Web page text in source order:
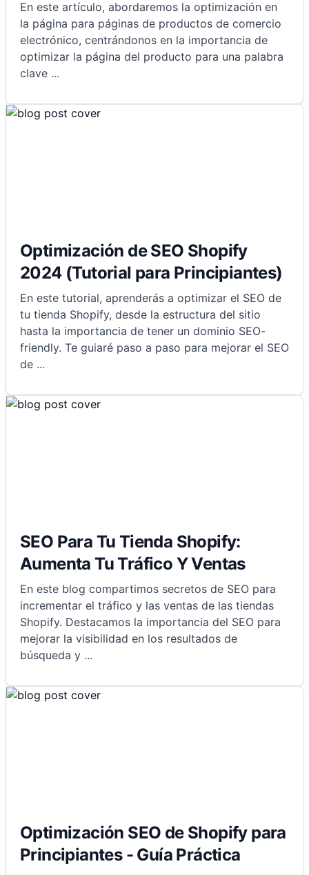
En este artículo, abordaremos la optimización en
la página para páginas de productos de comercio
electrónico, centrándonos en la importancia de
optimizar la página del producto para una palabra
clave ...
Optimización de SEO Shopify
2024 (Tutorial para Principiantes)
En este tutorial, aprenderás a optimizar el SEO de
tu tienda Shopify, desde la estructura del sitio
hasta la importancia de tener un dominio SEO-
friendly. Te guiaré paso a paso para mejorar el SEO
de ...
SEO Para Tu Tienda Shopify:
Aumenta Tu Tráfico Y Ventas
En este blog compartimos secretos de SEO para
incrementar el tráfico y las ventas de las tiendas
Shopify. Destacamos la importancia del SEO para
mejorar la visibilidad en los resultados de
búsqueda y ...
Optimización SEO de Shopify para
Principiantes - Guía Práctica